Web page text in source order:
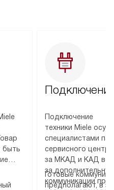
быть
Подключение
техники Miele
специалистами
сервисного
за МКАД и КАД
за
коммуникации
Готовые
предполагают, в